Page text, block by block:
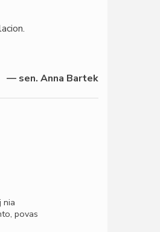
— sen. Anna Bartek
nia
povas